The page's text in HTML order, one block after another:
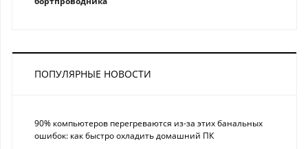
ПОПУЛЯРНЫЕ НОВОСТИ
90% компьютеров перегреваются из-за этих банальных
ошибок: как быстро охладить домашний ПК